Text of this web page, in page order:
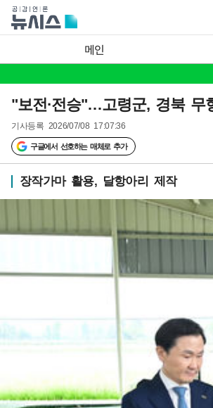
메인
"보전·전승"…고령군, 경북 무
기사등록 2026/07/08 17:07:36
구글에서 선호하는 매체로 추가
장작가마 활용, 달항아리 제작